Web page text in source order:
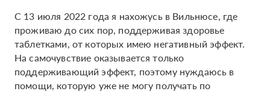
С 13 июля 2022 года я нахожусь в Вильнюсе, где
проживаю до сих пор, поддерживая здоровье
таблетками, от которых имею негативный эффект.
На самочувствие оказывается только
поддерживающий эффект, поэтому нуждаюсь в
помощи, которую уже не могу получать по